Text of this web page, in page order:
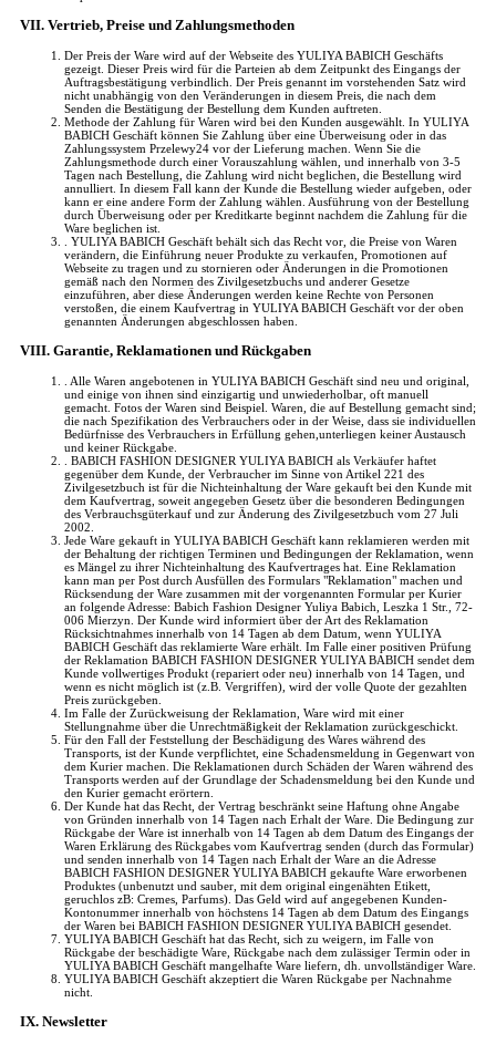
VII. Vertrieb, Preise und Zahlungsmethoden
Der Preis der Ware wird auf der Webseite des YULIYA BABICH Geschäfts
gezeigt. Dieser Preis wird für die Parteien ab dem Zeitpunkt des Eingangs der
Auftragsbestätigung verbindlich. Der Preis genannt im vorstehenden Satz wird
nicht unabhängig von den Veränderungen in diesem Preis, die nach dem
Senden die Bestätigung der Bestellung dem Kunden auftreten.
Methode der Zahlung für Waren wird bei den Kunden ausgewählt. In YULIYA
BABICH Geschäft können Sie Zahlung über eine Überweisung oder in das
Zahlungssystem Przelewy24 vor der Lieferung machen. Wenn Sie die
Zahlungsmethode durch einer Vorauszahlung wählen, und innerhalb von 3-5
Tagen nach Bestellung, die Zahlung wird nicht beglichen, die Bestellung wird
annulliert. In diesem Fall kann der Kunde die Bestellung wieder aufgeben, oder
kann er eine andere Form der Zahlung wählen. Ausführung von der Bestellung
durch Überweisung oder per Kreditkarte beginnt nachdem die Zahlung für die
Ware beglichen ist.
. YULIYA BABICH Geschäft behält sich das Recht vor, die Preise von Waren
verändern, die Einführung neuer Produkte zu verkaufen, Promotionen auf
Webseite zu tragen und zu stornieren oder Änderungen in die Promotionen
gemäß nach den Normen des Zivilgesetzbuchs und anderer Gesetze
einzuführen, aber diese Änderungen werden keine Rechte von Personen
verstoßen, die einem Kaufvertrag in YULIYA BABICH Geschäft vor der oben
genannten Änderungen abgeschlossen haben.
VIII. Garantie, Reklamationen und Rückgaben
. Alle Waren angebotenen in YULIYA BABICH Geschäft sind neu und original,
und einige von ihnen sind einzigartig und unwiederholbar, oft manuell
gemacht. Fotos der Waren sind Beispiel. Waren, die auf Bestellung gemacht sind;
die nach Spezifikation des Verbrauchers oder in der Weise, dass sie individuellen
Bedürfnisse des Verbrauchers in Erfüllung gehen,unterliegen keiner Austausch
und keiner Rückgabe.
. BABICH FASHION DESIGNER YULIYA BABICH als Verkäufer haftet
gegenüber dem Kunde, der Verbraucher im Sinne von Artikel 221 des
Zivilgesetzbuch ist für die Nichteinhaltung der Ware gekauft bei den Kunde mit
dem Kaufvertrag, soweit angegeben Gesetz über die besonderen Bedingungen
des Verbrauchsgüterkauf und zur Änderung des Zivilgesetzbuch vom 27 Juli
2002.
Jede Ware gekauft in YULIYA BABICH Geschäft kann reklamieren werden mit
der Behaltung der richtigen Terminen und Bedingungen der Reklamation, wenn
es Mängel zu ihrer Nichteinhaltung des Kaufvertrages hat. Eine Reklamation
kann man per Post durch Ausfüllen des Formulars "Reklamation" machen und
Rücksendung der Ware zusammen mit der vorgenannten Formular per Kurier
an folgende Adresse: Babich Fashion Designer Yuliya Babich, Leszka 1 Str., 72-
006 Mierzyn. Der Kunde wird informiert über der Art des Reklamation
Rücksichtnahmes innerhalb von 14 Tagen ab dem Datum, wenn YULIYA
BABICH Geschäft das reklamierte Ware erhält. Im Falle einer positiven Prüfung
der Reklamation BABICH FASHION DESIGNER YULIYA BABICH sendet dem
Kunde vollwertiges Produkt (repariert oder neu) innerhalb von 14 Tagen, und
wenn es nicht möglich ist (z.B. Vergriffen), wird der volle Quote der gezahlten
Preis zurückgeben.
Im Falle der Zurückweisung der Reklamation, Ware wird mit einer
Stellungnahme über die Unrechtmäßigkeit der Reklamation zurückgeschickt.
Für den Fall der Feststellung der Beschädigung des Wares während des
Transports, ist der Kunde verpflichtet, eine Schadensmeldung in Gegenwart von
dem Kurier machen. Die Reklamationen durch Schäden der Waren während des
Transports werden auf der Grundlage der Schadensmeldung bei den Kunde und
den Kurier gemacht erörtern.
Der Kunde hat das Recht, der Vertrag beschränkt seine Haftung ohne Angabe
von Gründen innerhalb von 14 Tagen nach Erhalt der Ware. Die Bedingung zur
Rückgabe der Ware ist innerhalb von 14 Tagen ab dem Datum des Eingangs der
Waren Erklärung des Rückgabes vom Kaufvertrag senden (durch das Formular)
und senden innerhalb von 14 Tagen nach Erhalt der Ware an die Adresse
BABICH FASHION DESIGNER YULIYA BABICH gekaufte Ware erworbenen
Produktes (unbenutzt und sauber, mit dem original eingenähten Etikett,
geruchlos zB: Cremes, Parfums). Das Geld wird auf angegebenen Kunden-
Kontonummer innerhalb von höchstens 14 Tagen ab dem Datum des Eingangs
der Waren bei BABICH FASHION DESIGNER YULIYA BABICH gesendet.
YULIYA BABICH Geschäft hat das Recht, sich zu weigern, im Falle von
Rückgabe der beschädigte Ware, Rückgabe nach dem zulässiger Termin oder in
YULIYA BABICH Geschäft mangelhafte Ware liefern, dh. unvollständiger Ware.
YULIYA BABICH Geschäft akzeptiert die Waren Rückgabe per Nachnahme
nicht.
IX. Newsletter